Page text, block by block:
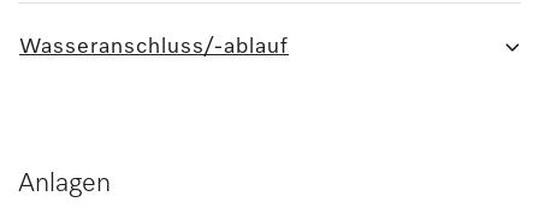
Wasseranschluss/-ablauf
Anlagen